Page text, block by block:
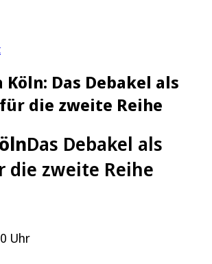
Das Debakel als
die zweite Reihe
Das Debakel als
die zweite Reihe
Uhr